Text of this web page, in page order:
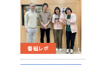
番組レポ